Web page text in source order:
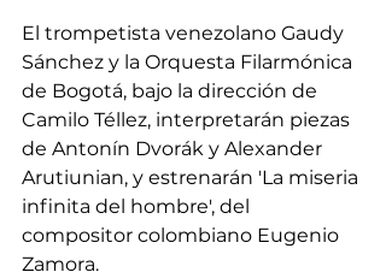
El trompetista venezolano Gaudy
Sánchez y la Orquesta Filarmónica
de Bogotá, bajo la dirección de
Camilo Téllez, interpretarán piezas
de Antonín Dvorák y Alexander
Arutiunian, y estrenarán 'La miseria
infinita del hombre', del
compositor colombiano Eugenio
Zamora.